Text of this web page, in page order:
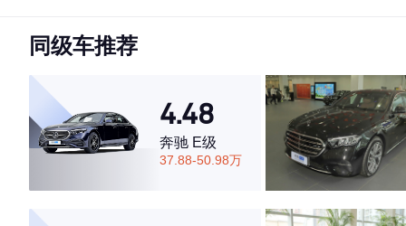
同级车推荐
4.48
奔驰 E级
37.88-50.98万